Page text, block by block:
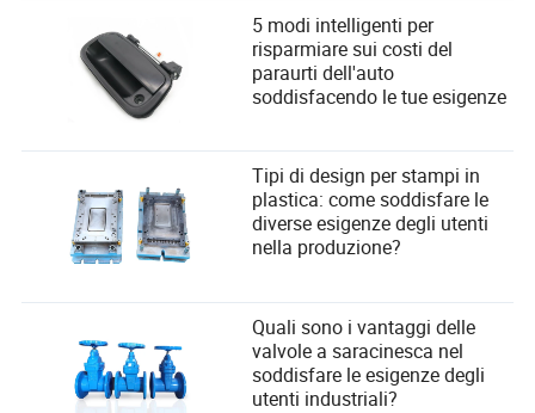
5 modi intelligenti per
risparmiare sui costi del
paraurti dell'auto
soddisfacendo le tue esigenze
Tipi di design per stampi in
plastica: come soddisfare le
diverse esigenze degli utenti
nella produzione?
Quali sono i vantaggi delle
valvole a saracinesca nel
soddisfare le esigenze degli
utenti industriali?